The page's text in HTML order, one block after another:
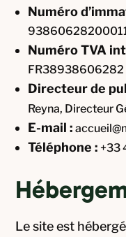
Numéro
Numéro TVA
FR38938606282
Directeur de
Reyna, Directeur
E-mail :
Téléphone : +33
Le site est